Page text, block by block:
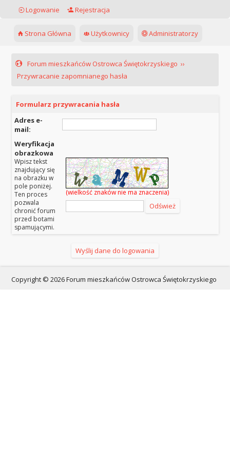
Logowanie Rejestracja
Strona Główna Użytkownicy Administratorzy
Forum mieszkańców Ostrowca Świętokrzyskiego ››
Przywracanie zapomnianego hasła
Formularz przywracania hasła
Adres e-
mail:
Weryfikacja
obrazkowa
Wpisz tekst
znajdujący się
na obrazku w
pole poniżej.
Ten proces
pozwala
chronić forum
przed botami
spamującymi.
(wielkość znaków nie ma znaczenia)
Copyright © 2026 Forum mieszkańców Ostrowca Świętokrzyskiego